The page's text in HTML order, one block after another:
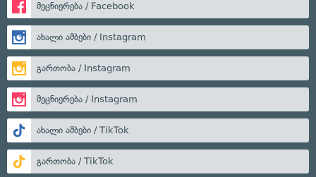
მეცნიერება / Facebook
ახალი ამბები / Instagram
გართობა / Instagram
მეცნიერება / Instagram
ახალი ამბები / TikTok
გართობა / TikTok